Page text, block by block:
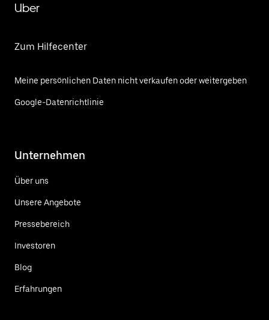
Uber
Zum Hilfecenter
Meine persönlichen Daten nicht verkaufen oder weitergeben
Google-Datenrichtlinie
Unternehmen
Über uns
Unsere Angebote
Pressebereich
Investoren
Blog
Erfahrungen